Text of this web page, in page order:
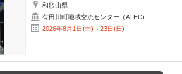
和歌山県
有田川町地域交流センター（ALEC)
2026年8月1日(土)～23日(日)